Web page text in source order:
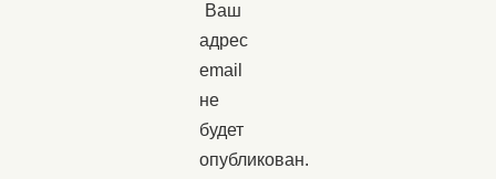
Ваш
адрес
email
не
будет
опубликован.